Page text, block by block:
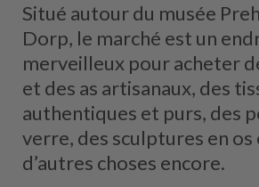
Situé autour du musée
Dorp, le marché est un
merveilleux pour acheter
et des as artisanaux, des
authentiques et purs, des
verre, des sculptures en os
d’autres choses encore.